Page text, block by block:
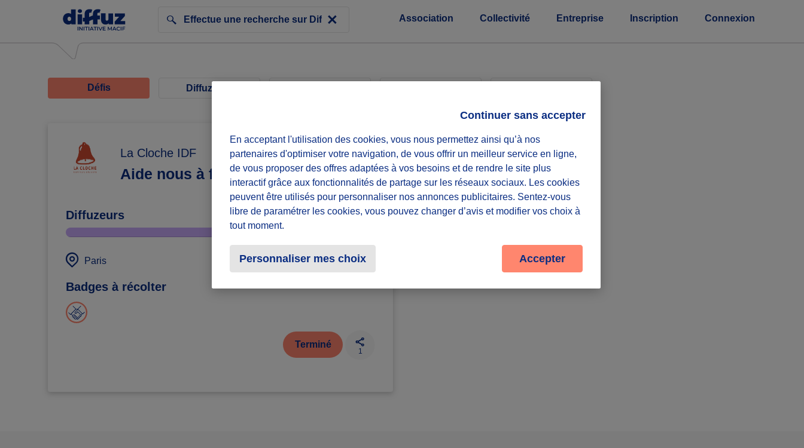
Association Collectivité Entreprise Inscription Connexion
Défis Diffuzeurs
La Cloche IDF
Aide nous à favoriser le lien social
Diffuzeurs 2 maximum
Paris défi récurrent
Badges à récolter
Terminé
1
En acceptant l'utilisation des cookies, vous nous permettez ainsi qu’à nos
partenaires d'optimiser votre navigation, de vous offrir un meilleur service en ligne,
de vous proposer des offres adaptées à vos besoins et de rendre le site plus
interactif grâce aux fonctionnalités de partage sur les réseaux sociaux. Les cookies
peuvent être utilisés pour personnaliser nos annonces publicitaires. Sentez-vous
libre de paramétrer les cookies, vous pouvez changer d’avis et modifier vos choix à
tout moment.
Personnaliser mes choix
Continuer sans accepter
Accepter